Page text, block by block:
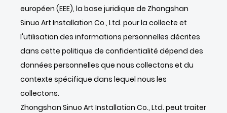
européen (EEE), la base juridique de Zhongshan
Sinuo Art Installation Co., Ltd. pour la collecte et
l'utilisation des informations personnelles décrites
dans cette politique de confidentialité dépend des
données personnelles que nous collectons et du
contexte spécifique dans lequel nous les
collectons.
Zhongshan Sinuo Art Installation Co., Ltd. peut traiter